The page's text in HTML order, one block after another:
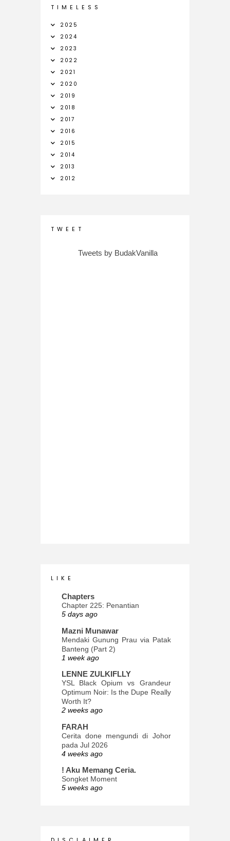
T I M E L E S S
2025
2024
2023
2022
2021
2020
2019
2018
2017
2016
2015
2014
2013
2012
T W E E T
Tweets by BudakVanilla
L I K E
Chapters
Chapter 225: Penantian
5 days ago
Mazni Munawar
Mendaki Gunung Prau via Patak
Banteng (Part 2)
1 week ago
LENNE ZULKIFLLY
YSL Black Opium vs Grandeur
Optimum Noir: Is the Dupe Really
Worth It?
2 weeks ago
FARAH
Cerita done mengundi di Johor
pada Jul 2026
4 weeks ago
! Aku Memang Ceria.
Songket Moment
5 weeks ago
INTROVERTED GIRL